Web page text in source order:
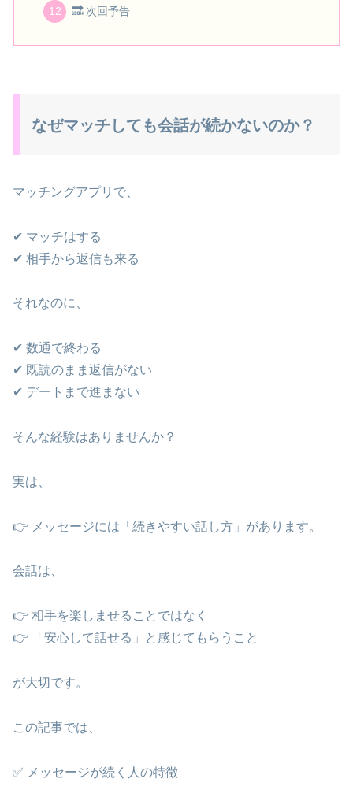
🔜 次回予告
なぜマッチしても会話が続かないのか？
マッチングアプリで、
✔ マッチはする
✔ 相手から返信も来る
それなのに、
✔ 数通で終わる
✔ 既読のまま返信がない
✔ デートまで進まない
そんな経験はありませんか？
実は、
👉 メッセージには「続きやすい話し方」があります。
会話は、
👉 相手を楽しませることではなく
👉 「安心して話せる」と感じてもらうこと
が大切です。
この記事では、
✅ メッセージが続く人の特徴